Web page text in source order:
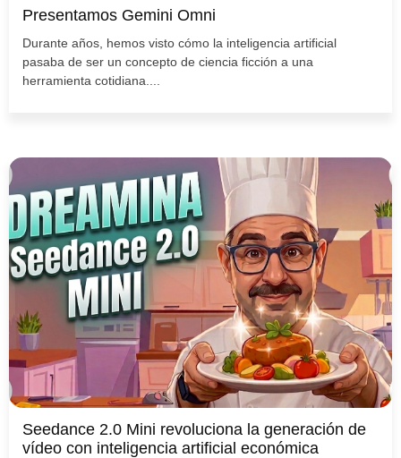
Presentamos Gemini Omni
Durante años, hemos visto cómo la inteligencia artificial
pasaba de ser un concepto de ciencia ficción a una
herramienta cotidiana....
Seedance 2.0 Mini revoluciona la generación de
vídeo con inteligencia artificial económica